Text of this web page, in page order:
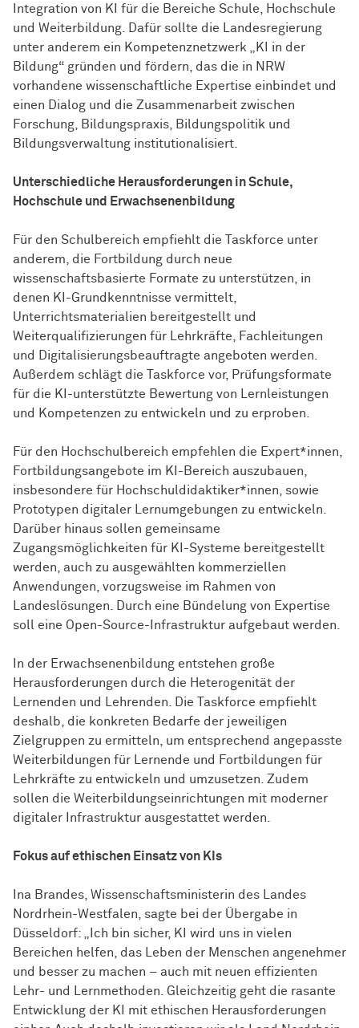
Integration von KI für die Bereiche Schule, Hochschule
und Weiterbildung. Dafür sollte die Landesregierung
unter anderem ein Kompetenznetzwerk „KI in der
Bildung“ gründen und fördern, das die in NRW
vorhandene wissenschaftliche Expertise einbindet und
einen Dialog und die Zusammenarbeit zwischen
Forschung, Bildungspraxis, Bildungspolitik und
Bildungsverwaltung institutionalisiert.
Unterschiedliche Herausforderungen in Schule,
Hochschule und Erwachsenenbildung
Für den Schulbereich empfiehlt die Taskforce unter
anderem, die Fortbildung durch neue
wissenschaftsbasierte Formate zu unterstützen, in
denen KI-Grundkenntnisse vermittelt,
Unterrichtsmaterialien bereitgestellt und
Weiterqualifizierungen für Lehrkräfte, Fachleitungen
und Digitalisierungsbeauftragte angeboten werden.
Außerdem schlägt die Taskforce vor, Prüfungsformate
für die KI-unterstützte Bewertung von Lernleistungen
und Kompetenzen zu entwickeln und zu erproben.
Für den Hochschulbereich empfehlen die Expert*innen,
Fortbildungsangebote im KI-Bereich auszubauen,
insbesondere für Hochschuldidaktiker*innen, sowie
Prototypen digitaler Lernumgebungen zu entwickeln.
Darüber hinaus sollen gemeinsame
Zugangsmöglichkeiten für KI-Systeme bereitgestellt
werden, auch zu ausgewählten kommerziellen
Anwendungen, vorzugsweise im Rahmen von
Landeslösungen. Durch eine Bündelung von Expertise
soll eine Open-Source-Infrastruktur aufgebaut werden.
In der Erwachsenenbildung entstehen große
Herausforderungen durch die Heterogenität der
Lernenden und Lehrenden. Die Taskforce empfiehlt
deshalb, die konkreten Bedarfe der jeweiligen
Zielgruppen zu ermitteln, um entsprechend angepasste
Weiterbildungen für Lernende und Fortbildungen für
Lehrkräfte zu entwickeln und umzusetzen. Zudem
sollen die Weiterbildungseinrichtungen mit moderner
digitaler Infrastruktur ausgestattet werden.
Fokus auf ethischen Einsatz von KIs
Ina Brandes, Wissenschaftsministerin des Landes
Nordrhein-Westfalen, sagte bei der Übergabe in
Düsseldorf: „Ich bin sicher, KI wird uns in vielen
Bereichen helfen, das Leben der Menschen angenehmer
und besser zu machen – auch mit neuen effizienten
Lehr- und Lernmethoden. Gleichzeitig geht die rasante
Entwicklung der KI mit ethischen Herausforderungen